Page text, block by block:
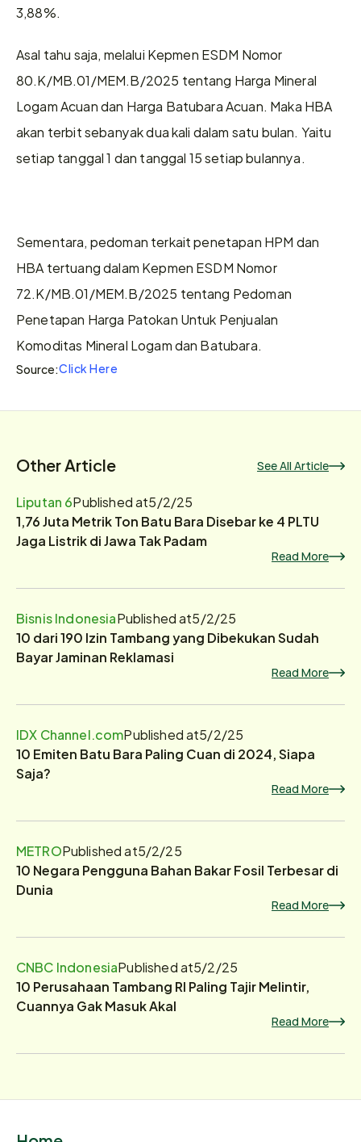
3,88%.
Asal tahu saja, melalui Kepmen ESDM Nomor
80.K/MB.01/MEM.B/2025 tentang Harga Mineral
Logam Acuan dan Harga Batubara Acuan. Maka HBA
akan terbit sebanyak dua kali dalam satu bulan. Yaitu
setiap tanggal 1 dan tanggal 15 setiap bulannya.
Sementara, pedoman terkait penetapan HPM dan
HBA tertuang dalam Kepmen ESDM Nomor
72.K/MB.01/MEM.B/2025 tentang Pedoman
Penetapan Harga Patokan Untuk Penjualan
Komoditas Mineral Logam dan Batubara.
Source:Click Here
Other Article See All Article
Liputan 6Published at5/2/25
1,76 Juta Metrik Ton Batu Bara Disebar ke 4 PLTU
Jaga Listrik di Jawa Tak Padam
Read More
Bisnis IndonesiaPublished at5/2/25
10 dari 190 Izin Tambang yang Dibekukan Sudah
Bayar Jaminan Reklamasi
Read More
IDX Channel.comPublished at5/2/25
10 Emiten Batu Bara Paling Cuan di 2024, Siapa
Saja?
Read More
METROPublished at5/2/25
10 Negara Pengguna Bahan Bakar Fosil Terbesar di
Dunia
Read More
CNBC IndonesiaPublished at5/2/25
10 Perusahaan Tambang RI Paling Tajir Melintir,
Cuannya Gak Masuk Akal
Read More